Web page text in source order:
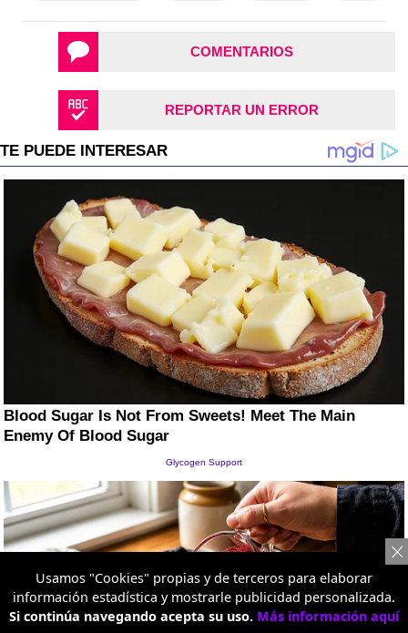
COMENTARIOS
REPORTAR UN ERROR
Usamos "Cookies" propias y de terceros para elaborar
información estadística y mostrarle publicidad personalizada.
Si continúa navegando acepta su uso. Más información aquí